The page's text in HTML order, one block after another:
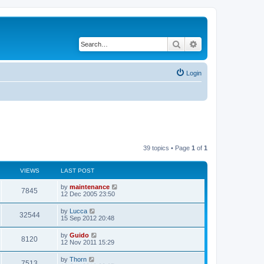
Search
Login
39 topics • Page 1 of 1
VIEWS LAST POST
7845 by maintenance
12 Dec 2005 23:50
32544 by Lucca
15 Sep 2012 20:48
8120 by Guido
12 Nov 2011 15:29
by Thorn